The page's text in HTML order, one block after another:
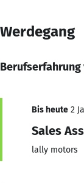
Werdegang
Bis heute 2
Sales
lally motors